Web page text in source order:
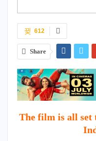
612
Share
The film is all set